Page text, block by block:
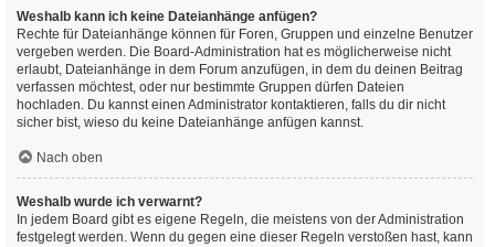
Weshalb kann ich keine Dateianhänge anfügen?
Rechte für Dateianhänge können für Foren, Gruppen und einzelne Benutzer
vergeben werden. Die Board-Administration hat es möglicherweise nicht
erlaubt, Dateianhänge in dem Forum anzufügen, in dem du deinen Beitrag
verfassen möchtest, oder nur bestimmte Gruppen dürfen Dateien
hochladen. Du kannst einen Administrator kontaktieren, falls du dir nicht
sicher bist, wieso du keine Dateianhänge anfügen kannst.
Nach oben
Weshalb wurde ich verwarnt?
In jedem Board gibt es eigene Regeln, die meistens von der Administration
festgelegt werden. Wenn du gegen eine dieser Regeln verstoßen hast, kann